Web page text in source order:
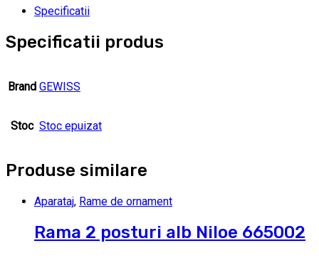
Specificatii
Specificatii produs
Brand GEWISS
Stoc Stoc epuizat
Produse similare
Aparataj, Rame de ornament
Rama 2 posturi alb Niloe 665002